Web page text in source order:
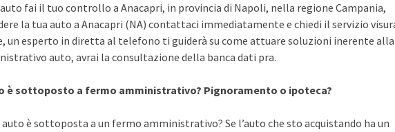
fai il tuo controllo a Anacapri, in provincia di Napoli, nella regione Campania,
la tua auto a Anacapri (NA) contattaci immediatamente e chiedi il servizio
un esperto in diretta al telefono ti guiderà su come attuare soluzioni inerente alla
auto, avrai la consultazione della banca dati pra.
è sottoposto a fermo amministrativo? Pignoramento o ipoteca?
auto è sottoposta a un fermo amministrativo? Se l’auto che sto acquistando ha un